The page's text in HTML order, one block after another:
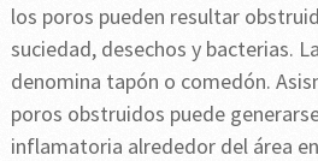
los poros pueden resultar
suciedad, desechos y bacterias.
denomina tapón o comedón.
poros obstruidos puede
inflamatoria alrededor del área